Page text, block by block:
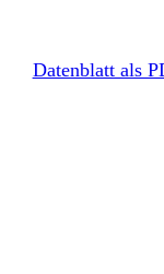
Datenblatt als